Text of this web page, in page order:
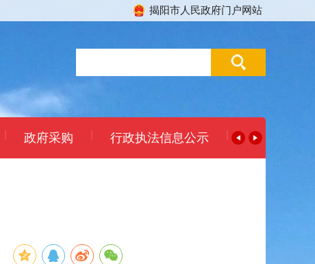
揭阳市人民政府门户网站
| 政府采购 | 行政执法信息公示 |